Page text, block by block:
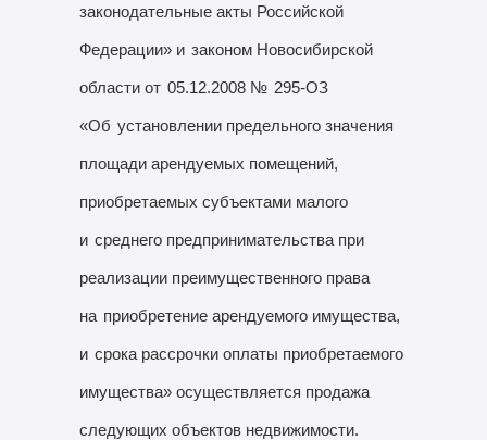
законодательные акты Российской
Федерации» и законом Новосибирской
области от 05.12.2008 № 295-ОЗ
«Об установлении предельного значения
площади арендуемых помещений,
приобретаемых субъектами малого
и среднего предпринимательства при
реализации преимущественного права
на приобретение арендуемого имущества,
и срока рассрочки оплаты приобретаемого
имущества» осуществляется продажа
следующих объектов недвижимости.